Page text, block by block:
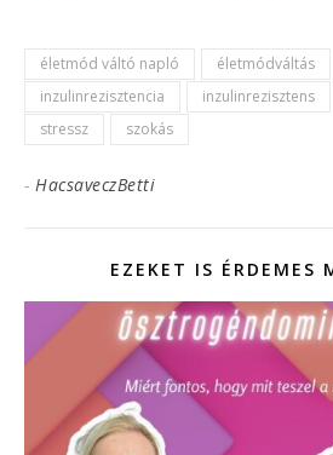
keksz
életmód váltó napló életmódváltás
inzulinrezisztencia
inzulinrezisztens
stressz
szokás
- HacsaveczBetti
EZEKET IS ÉRDEMES